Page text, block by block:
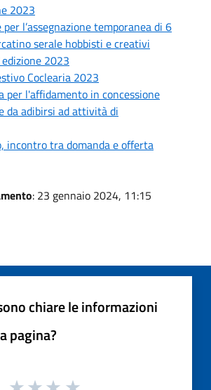
2023
l’assegnazione temporanea di 6
serale hobbisti e creativi
edizione 2023
Coclearia 2023
per l'affidamento in concessione
da adibirsi ad attività di
incontro tra domanda e offerta
: 23 gennaio 2024, 11:15
chiare le informazioni
pagina?